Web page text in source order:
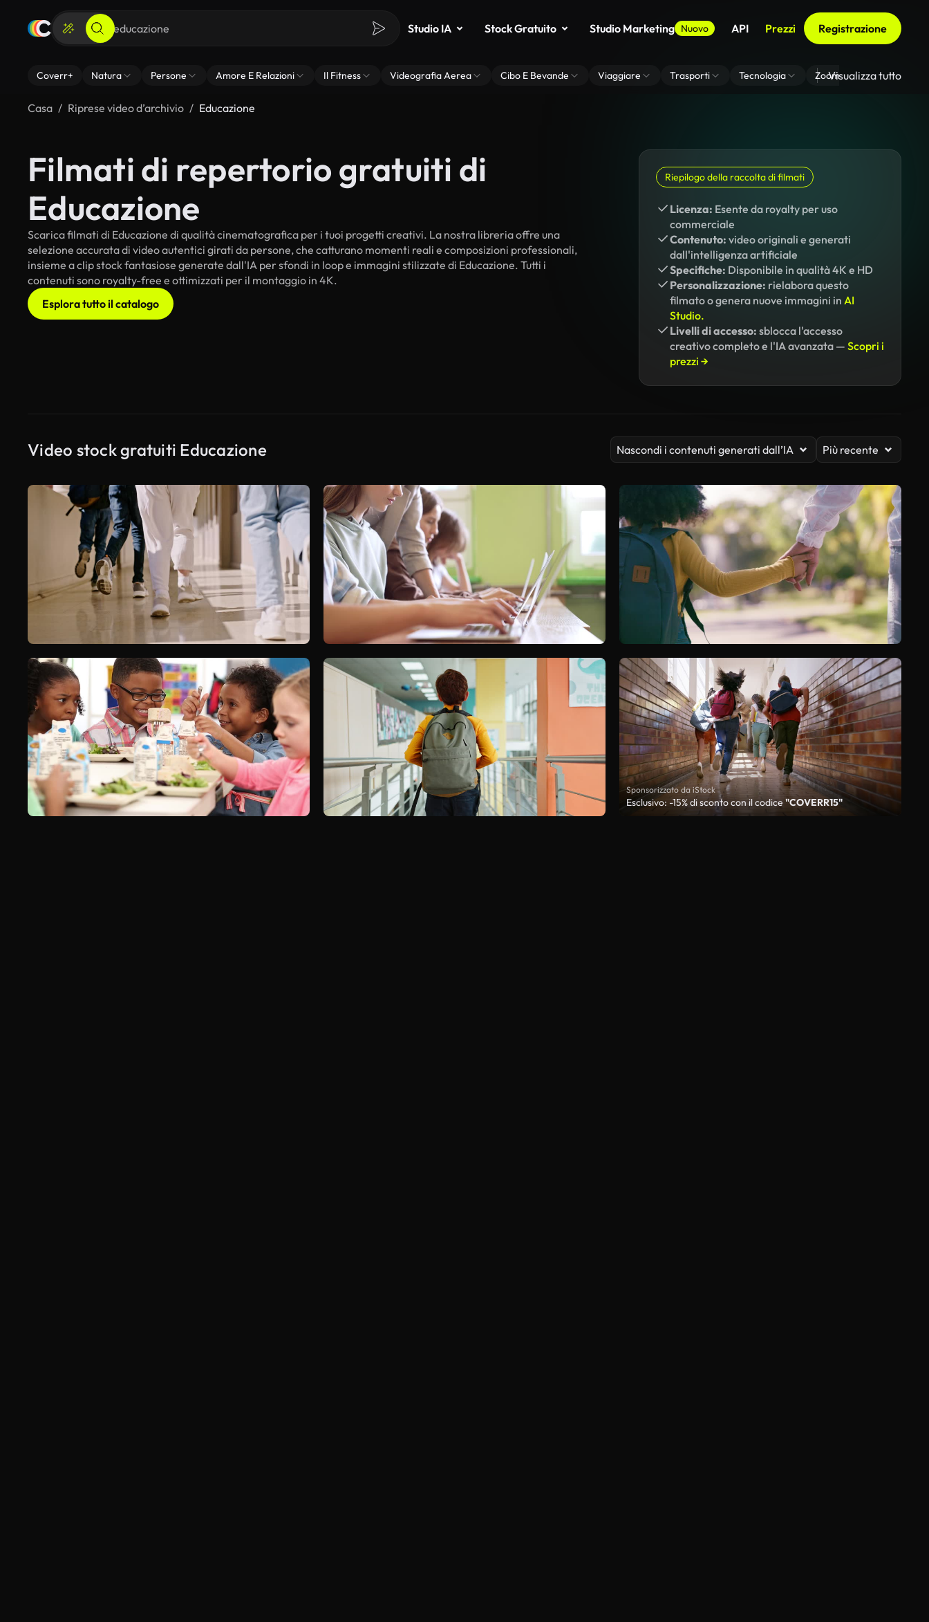
Studio IA Stock Gratuito Studio Marketing Nuovo API Prezzi Registrazione
Coverr+ Natura Persone Amore E Relazioni Il Fitness Videografia Aerea Cibo E Bevande Viaggiare Trasporti Tecnologia Zoom Di Sfondo Virtuale
Visualizza tutto
Casa Riprese video d’archivio Educazione
Filmati di repertorio gratuiti di
Educazione
Scarica filmati di Educazione di qualità cinematografica per i tuoi progetti creativi. La nostra libreria offre una
selezione accurata di video autentici girati da persone, che catturano momenti reali e composizioni professionali,
insieme a clip stock fantasiose generate dall'IA per sfondi in loop e immagini stilizzate di Educazione. Tutti i
contenuti sono royalty-free e ottimizzati per il montaggio in 4K.
Esplora tutto il catalogo
Riepilogo della raccolta di filmati
Licenza: Esente da royalty per uso
commerciale
Contenuto: video originali e generati
dall'intelligenza artificiale
Specifiche: Disponibile in qualità 4K e HD
Personalizzazione: rielabora questo
filmato o genera nuove immagini in AI
Studio.
Livelli di accesso: sblocca l'accesso
creativo completo e l'IA avanzata — Scopri i
prezzi →
Video stock gratuiti Educazione Nascondi i contenuti generati dall’IA Più recente
Sponsorizzato da iStock
Esclusivo: -15% di sconto con il codice "COVERR15"